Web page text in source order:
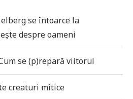
se întoarce la
despre oameni
se (p)repară viitorul
creaturi mitice